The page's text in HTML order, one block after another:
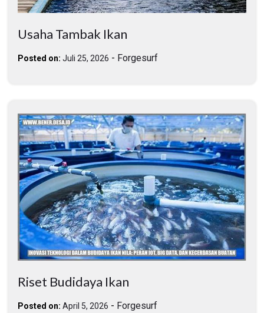
Usaha Tambak Ikan
Posted on: Juli 25, 2026 - Forgesurf
Riset Budidaya Ikan
Posted on: April 5, 2026 - Forgesurf